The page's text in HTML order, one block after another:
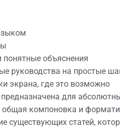
понятные объяснения
руководства на простые
экрана, где это возможно
для
общая компоновка и
существующих статей,